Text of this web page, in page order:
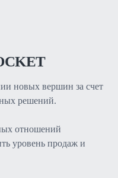
новых вершин за счет
решений.
отношений
уровень продаж и